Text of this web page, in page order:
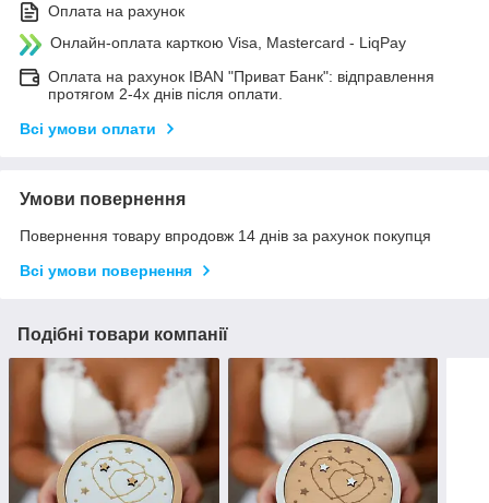
Оплата на рахунок
Онлайн-оплата карткою Visa, Mastercard - LiqPay
Оплата на рахунок IBAN "Приват Банк": відправлення
протягом 2-4х днів після оплати.
Всі умови оплати
Умови повернення
Повернення товару впродовж 14 днів за рахунок покупця
Всі умови повернення
Подібні товари компанії